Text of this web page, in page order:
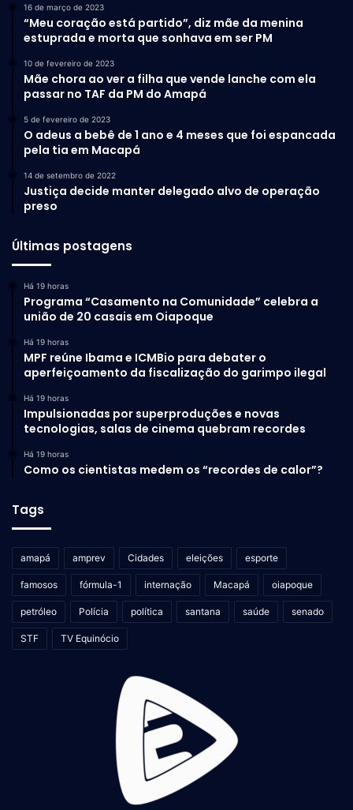
16 de março de 2023
“Meu coração está partido”, diz mãe da menina
estuprada e morta que sonhava em ser PM
10 de fevereiro de 2023
Mãe chora ao ver a filha que vende lanche com ela
passar no TAF da PM do Amapá
5 de fevereiro de 2023
O adeus a bebê de 1 ano e 4 meses que foi espancada
pela tia em Macapá
14 de setembro de 2022
Justiça decide manter delegado alvo de operação
preso
Últimas postagens
Há 19 horas
Programa “Casamento na Comunidade” celebra a
união de 20 casais em Oiapoque
Há 19 horas
MPF reúne Ibama e ICMBio para debater o
aperfeiçoamento da fiscalização do garimpo ilegal
Há 19 horas
Impulsionadas por superproduções e novas
tecnologias, salas de cinema quebram recordes
Há 19 horas
Como os cientistas medem os “recordes de calor”?
Tags
amapá amprev Cidades eleições esporte
famosos fórmula-1 internação Macapá oiapoque
petróleo Polícia política santana saúde senado
STF TV Equinócio